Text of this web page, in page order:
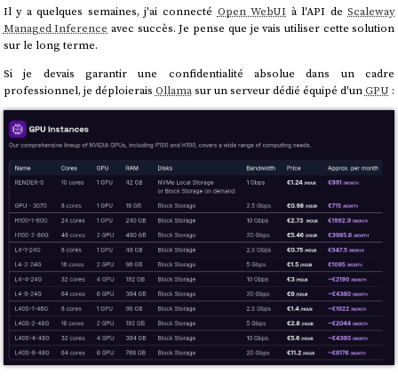
Il y a quelques semaines, j'ai connecté Open WebUI à l'API deScaleway
Managed Inference avec succès. Je pense que je vais utiliser cette solution
sur le long terme.
Si je devais garantir une confidentialité absolue dans un cadre
professionnel, je déploierais Ollamasur un serveur dédié équipé d'unGPU :